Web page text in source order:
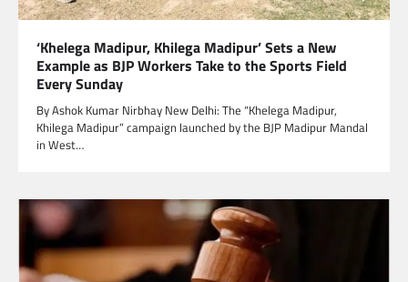
‘Khelega Madipur, Khilega Madipur’ Sets a New
Example as BJP Workers Take to the Sports Field
Every Sunday
By Ashok Kumar Nirbhay New Delhi: The “Khelega Madipur,
Khilega Madipur” campaign launched by the BJP Madipur Mandal
in West…